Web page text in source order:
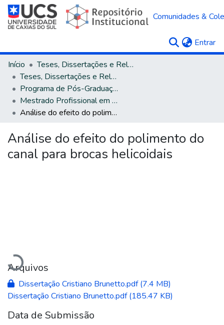
Comunidades &
Entrar
Início
Teses, Dissertações e Relatórios
Teses, Dissertações e Relatórios defendidos na UCS
Programa de Pós-Graduação em Engenharia Mecânica
Mestrado Profissional em Engenharia Mecânica
Análise do efeito do polimento do canal para brocas helicoidais
Análise do efeito do polimento do
canal para brocas helicoidais
Carregando...
Arquivos
Dissertação Cristiano Brunetto.pdf(7.4 MB)
Dissertação Cristiano Brunetto.pdf(185.47 KB)
Data de Submissão